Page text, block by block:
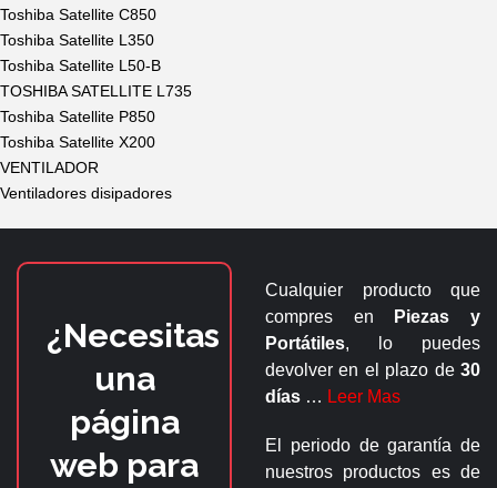
Toshiba Satellite C850
Toshiba Satellite L350
Toshiba Satellite L50-B
TOSHIBA SATELLITE L735
Toshiba Satellite P850
Toshiba Satellite X200
VENTILADOR
Ventiladores disipadores
¿Necesitas
una
página
web para
Cualquier producto que
compres en
Piezas y
Portátiles, lo puedes
devolver en el plazo de 30
días … Leer Mas
El periodo de garantía de
nuestros productos es de